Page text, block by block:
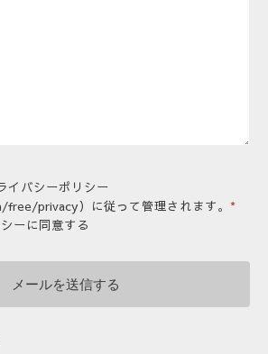
イバシーポリシー
free/privacy）に従って管理されます。 *
ーに同意する